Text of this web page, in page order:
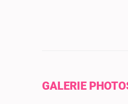
GALERIE